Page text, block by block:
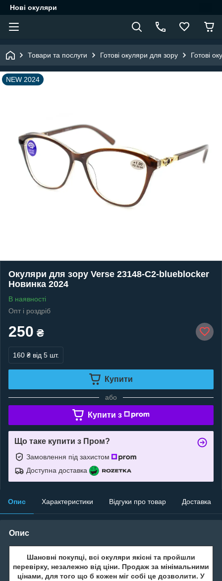
Нові окуляри
Товари та послуги Готові окуляри для зору Готові
NEW 2024
Окуляри для зору Verse 23148-C2-blueblocker
Новинка 2024
В наявності
Опт і роздріб
250 ₴
160 ₴ від 5 шт.
Купити
або
Купити з
Що таке купити з Пром?
Замовлення під захистом
Доступна доставка
Опис Характеристики Відгуки про товар Доставка
Опис
Шановні покупці, всі окуляри якісні та пройшли
перевірку, незалежно від ціни. Продаж за мінімальними
цінами, для того що б кожен міг собі це дозволити. У